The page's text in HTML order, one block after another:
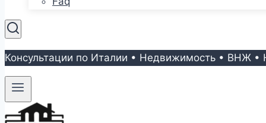
Консультации по Италии • Недвижимость • ВНЖ •